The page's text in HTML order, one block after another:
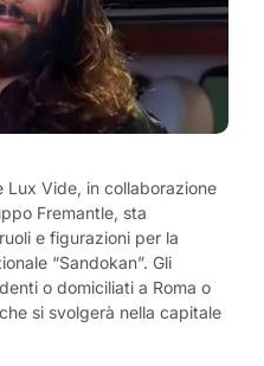
Vide, in collaborazione
Fremantle, sta
e figurazioni per la
“Sandokan”. Gli
o domiciliati a Roma o
si svolgerà nella capitale